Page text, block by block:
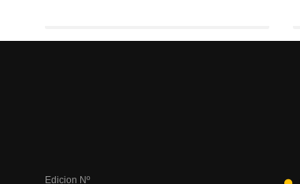
Edicion Nº